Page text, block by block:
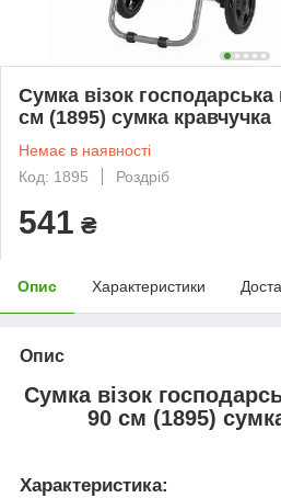
Сумка візок господарська
см (1895) сумка кравчучка
Немає в наявності
Код: 1895
Роздріб
541 ₴
Опис Характеристики
Опис
Сумка візок
90 см (1895)
Характеристика: